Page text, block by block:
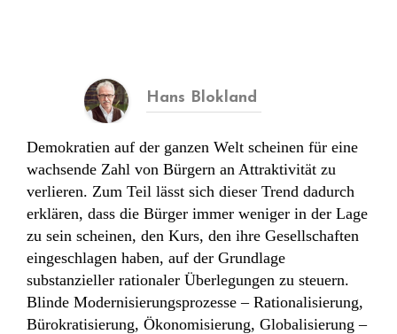
Hans Blokland
Demokratien auf der ganzen Welt scheinen für eine
wachsende Zahl von Bürgern an Attraktivität zu
verlieren. Zum Teil lässt sich dieser Trend dadurch
erklären, dass die Bürger immer weniger in der Lage
zu sein scheinen, den Kurs, den ihre Gesellschaften
eingeschlagen haben, auf der Grundlage
substanzieller rationaler Überlegungen zu steuern.
Blinde Modernisierungsprozesse – Rationalisierung,
Bürokratisierung, Ökonomisierung, Globalisierung –